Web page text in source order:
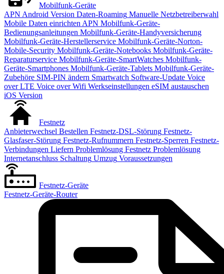
Mobilfunk-Geräte
APN Android Version Daten-Roaming Manuelle Netzbetreiberwahl
Mobile Daten einrichten APN Mobilfunk-Geräte-
Bedienungsanleitungen Mobilfunk-Geräte-Handyversicherung
Mobilfunk-Geräte-Herstellerservice Mobilfunk-Geräte-Norton-
Mobile-Security Mobilfunk-Geräte-Notebooks Mobilfunk-Geräte-
Reparaturservice Mobilfunk-Geräte-SmartWatches Mobilfunk-
Geräte-Smartphones Mobilfunk-Geräte-Tablets Mobilfunk-Geräte-
Zubehöre SIM-PIN ändern Smartwatch Software-Update Voice
over LTE Voice over Wifi Werkseinstellungen eSIM austauschen
iOS Version
Festnetz
Anbieterwechsel Bestellen Festnetz-DSL-Störung Festnetz-
Glasfaser-Störung Festnetz-Rufnummern Festnetz-Sperren Festnetz-
Verbindungen Liefern Problemlösung Festnetz Problemlösung
Internetanschluss Schaltung Umzug Voraussetzungen
Festnetz-Geräte
Festnetz-Geräte-Router